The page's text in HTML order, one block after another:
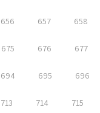
656 657 658
675 676 677
694 695 696
713 714 715